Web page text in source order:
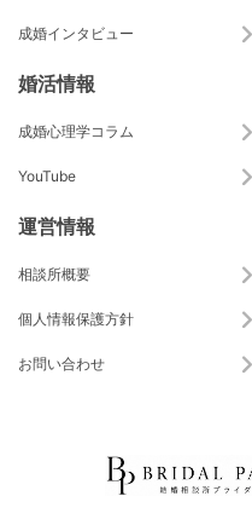
成婚インタビュー
婚活情報
成婚心理学コラム
YouTube
運営情報
相談所概要
個人情報保護方針
お問い合わせ